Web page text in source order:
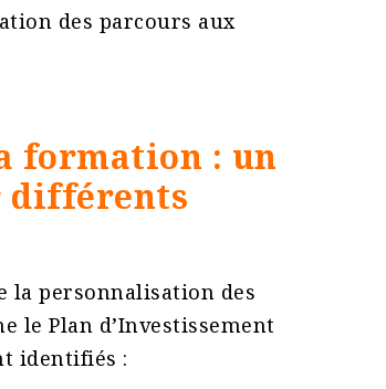
des parcours aux
formation : un
différents
la personnalisation des
le Plan d’Investissement
identifiés :